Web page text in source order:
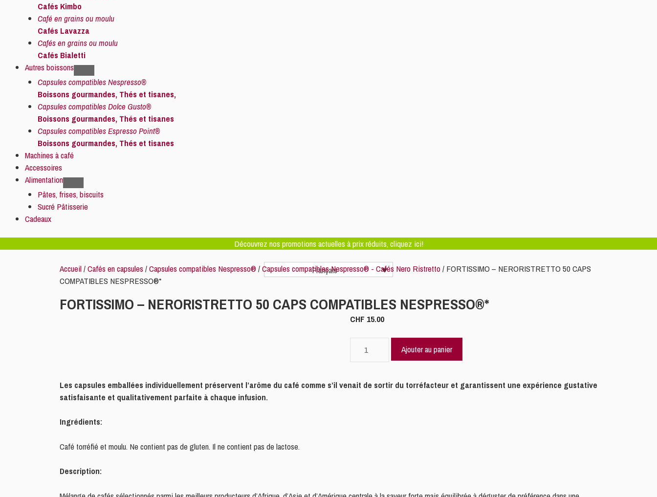
Cafés Kimbo
Café en grains ou moulu
Cafés Lavazza
Cafés en grains ou moulu
Cafés Bialetti
Autres boissons
Capsules compatibles Nespresso®
Boissons gourmandes, Thés et tisanes,
Capsules compatibles Dolce Gusto®
Boissons gourmandes, Thés et tisanes
Capsules compatibles Espresso Point®
Boissons gourmandes, Thés et tisanes
Machines à café
Accessoires
Alimentation
Pâtes, frises, biscuits
Sucré Pâtisserie
Cadeaux
Découvrez nos promotions actuelles à prix réduits, cliquez ici!
Français
Accueil/Cafés en capsules/Capsules compatibles Nespresso®/Capsules compatibles Nespresso® - Cafés Nero Ristretto/ FORTISSIMO – NERORISTRETTO 50 CAPS
COMPATIBLES NESPRESSO®*
FORTISSIMO – NERORISTRETTO 50 CAPS COMPATIBLES NESPRESSO®*
CHF 15.00
NERORISTRETTO
Ajouter au panier
Les capsules emballées individuellement préservent l’arôme du café comme s’il venait de sortir du torréfacteur et garantissent une expérience gustative
satisfaisante et qualitativement parfaite à chaque infusion.
Ingrédients:
Café torréfié et moulu. Ne contient pas de gluten. Il ne contient pas de lactose.
Description: